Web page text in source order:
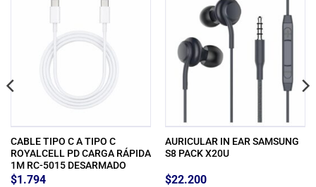
CABLE TIPO C A TIPO C
ROYALCELL PD CARGA RÁPIDA
1M RC-5015 DESARMADO
$1.794
AURICULAR IN EAR SAMSUNG
S8 PACK X20U
$22.200